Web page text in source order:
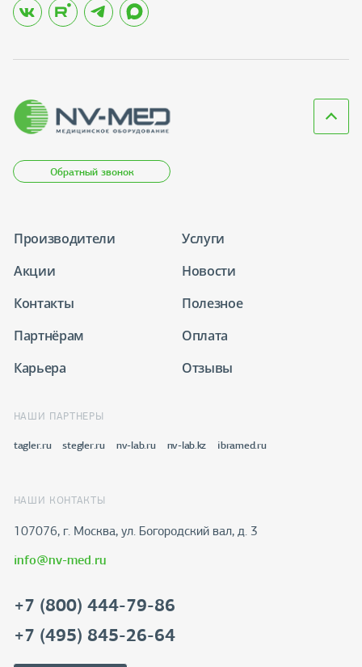
Обратный звонок
Производители
Услуги
Акции
Новости
Контакты
Полезное
Партнёрам
Оплата
Карьера
Отзывы
НАШИ ПАРТНЕРЫ
tagler.ru stegler.ru nv-lab.ru nv-lab.kz ibramed.ru
НАШИ КОНТАКТЫ
107076, г. Москва, ул. Богородский вал, д. 3
info@nv-med.ru
+7 (800) 444-79-86
+7 (495) 845-26-64